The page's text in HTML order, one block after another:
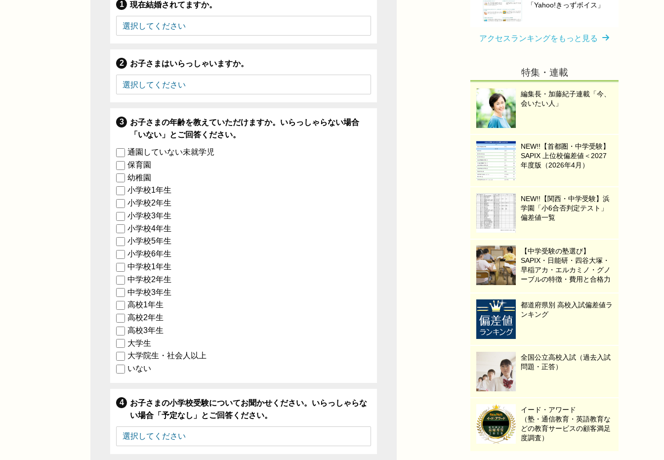
現在結婚されてますか。
お子さまはいらっしゃいますか。
お子さまの年齢を教えていただけますか。いらっしゃらない場合
「いない」とご回答ください。
通園していない未就学児
保育園
幼稚園
小学校1年生
小学校2年生
小学校3年生
小学校4年生
小学校5年生
小学校6年生
中学校1年生
中学校2年生
中学校3年生
高校1年生
高校2年生
高校3年生
大学生
大学院生・社会人以上
いない
お子さまの小学校受験についてお聞かせください。いらっしゃらな
い場合「予定なし」とご回答ください。
「Yahoo!きっずボイス」
アクセスランキングをもっと見る
特集・連載
編集長・加藤紀子連載「今、
会いたい人」
NEW!!【首都圏・中学受験】
SAPIX 上位校偏差値＜2027
年度版（2026年4月）
NEW!!【関西・中学受験】浜
学園「小6合否判定テスト」
偏差値一覧
【中学受験の塾選び】
SAPIX・日能研・四谷大塚・
早稲アカ・エルカミノ・グノ
ーブルの特徴・費用と合格力
都道府県別 高校入試偏差値ラ
ンキング
全国公立高校入試（過去入試
問題・正答）
イード・アワード
（塾・通信教育・英語教育な
どの教育サービスの顧客満足
度調査）